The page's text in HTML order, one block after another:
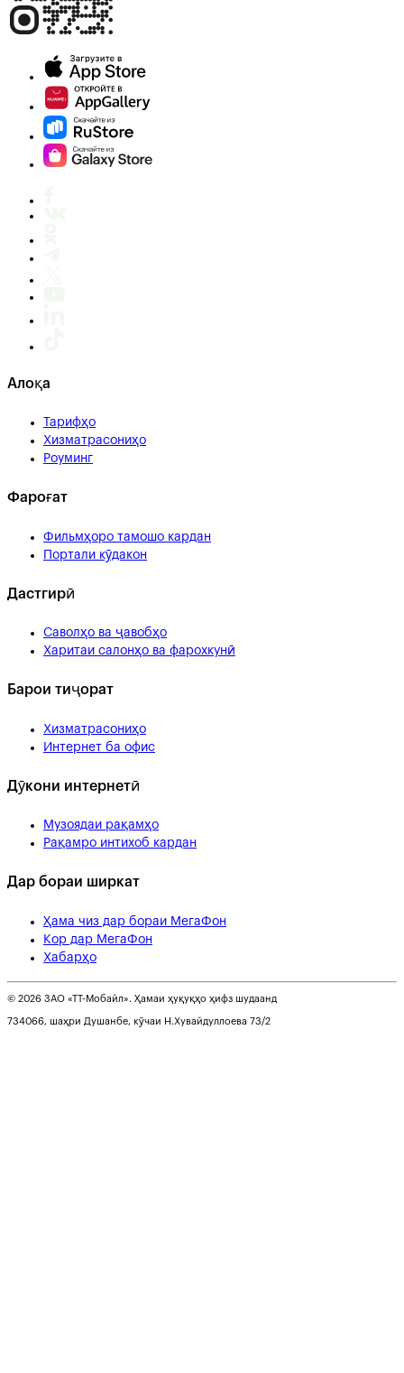
Алоқа
Тарифҳо
Хизматрасониҳо
Роуминг
Фароғат
Фильмҳоро тамошо кардан
Портали кӯдакон
Дастгирӣ
Саволҳо ва ҷавобҳо
Харитаи салонҳо ва фарохкунӣ
Барои тиҷорат
Хизматрасониҳо
Интернет ба офис
Дӯкони интернетӣ
Музоядаи рақамҳо
Рақамро интихоб кардан
Дар бораи ширкат
Ҳама чиз дар бораи МегаФон
Кор дар МегаФон
Хабарҳо
© 2026 ЗАО «ТТ-Мобайл». Ҳамаи ҳуқуқҳо ҳифз шудаанд
734066, шаҳри Душанбе, кӯчаи Н.Хувайдуллоева 73/2